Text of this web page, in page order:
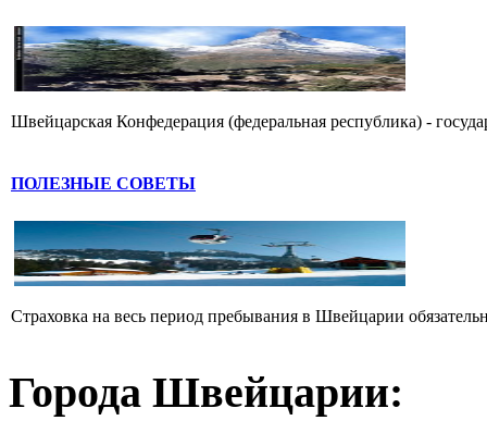
Швейцарская Конфедерация (федеральная республика) -
ПОЛЕЗНЫЕ СОВЕТЫ
Страховка на весь период пребывания в Швейцарии
Города Швейцарии: